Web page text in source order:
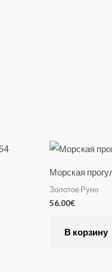
Морская
Золотое Руно
56.00€
В корзину